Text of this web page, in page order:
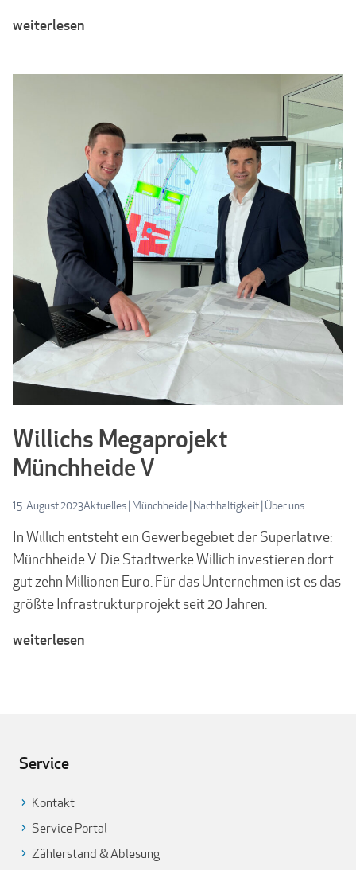
weiterlesen
Willichs Megaprojekt
Münchheide V
15. August 2023Aktuelles| Münchheide| Nachhaltigkeit| Über uns
In Willich entsteht ein Gewerbegebiet der Superlative:
Münchheide V. Die Stadtwerke Willich investieren dort
gut zehn Millionen Euro. Für das Unternehmen ist es das
größte Infrastrukturprojekt seit 20 Jahren.
weiterlesen
Service
Kontakt
Service Portal
Zählerstand & Ablesung